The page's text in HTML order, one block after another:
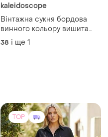
kaleidoscope
Вінтажна сукня бордова
винного кольору вишита
бісером
38 і ще 1
TOP